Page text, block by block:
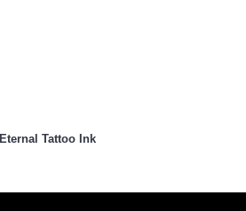
Eternal Tattoo Ink